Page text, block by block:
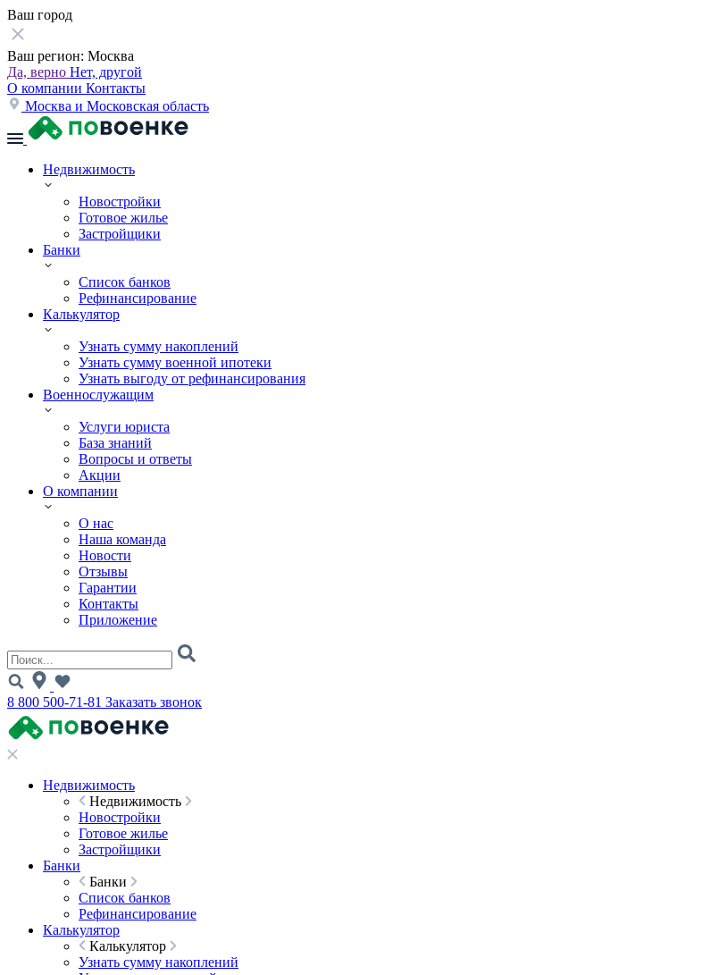
Ваш город
Ваш регион: Москва
Да, верно Нет, другой
О компании Контакты
Москва и Московская область
Недвижимость
Новостройки
Готовое жилье
Застройщики
Банки
Список банков
Рефинансирование
Калькулятор
Узнать сумму накоплений
Узнать сумму военной ипотеки
Узнать выгоду от рефинансирования
Военнослужащим
Услуги юриста
База знаний
Вопросы и ответы
Акции
О компании
О нас
Наша команда
Новости
Отзывы
Гарантии
Контакты
Приложение
8 800 500-71-81 Заказать звонок
Недвижимость
Недвижимость
Новостройки
Готовое жилье
Застройщики
Банки
Банки
Список банков
Рефинансирование
Калькулятор
Калькулятор
Узнать сумму накоплений